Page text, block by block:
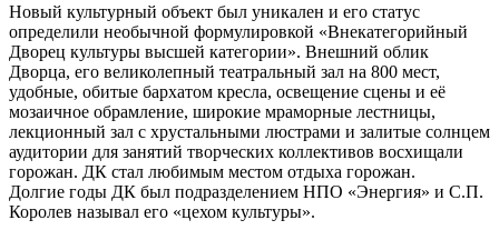
Новый культурный объект был уникален и его статус
определили необычной формулировкой «Внекатегорийный
Дворец культуры высшей категории». Внешний облик
Дворца, его великолепный театральный зал на 800 мест,
удобные, обитые бархатом кресла, освещение сцены и её
мозаичное обрамление, широкие мраморные лестницы,
лекционный зал с хрустальными люстрами и залитые солнцем
аудитории для занятий творческих коллективов восхищали
горожан. ДК стал любимым местом отдыха горожан.
Долгие годы ДК был подразделением НПО «Энергия» и С.П.
Королев называл его «цехом культуры».